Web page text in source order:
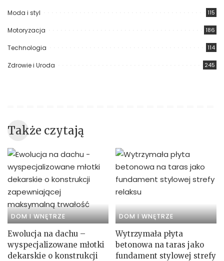
Moda i styl 115
Motoryzacja 186
Technologia 114
Zdrowie i Uroda 245
Także czytają
DOM I WNĘTRZE
Ewolucja na dachu –
wyspecjalizowane młotki
dekarskie o konstrukcji
DOM I WNĘTRZE
Wytrzymała płyta
betonowa na taras jako
fundament stylowej strefy